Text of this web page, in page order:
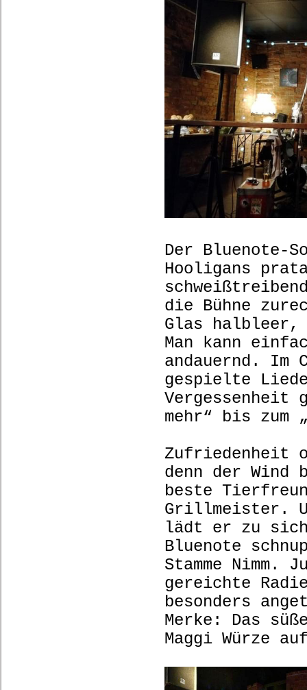
Der Bluenote-
Hooligans
die Bühne
Glas halbleer,
Man kann
andauernd. Im
gespielte
Vergessenheit
mehr“ bis zum
Zufriedenheit
denn der
beste
Grillmeister.
lädt er zu
Bluenote
Stamme
gereichte
besonders
Merke: Das
Maggi Würze